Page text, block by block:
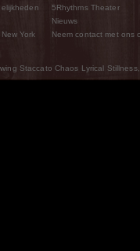
York
5Rhythms Theater
Nieuws
Neem contact met ons
Staccato Chaos Lyrical